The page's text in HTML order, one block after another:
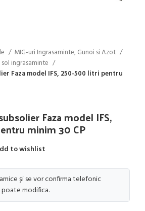
MIG-uri Ingrasaminte, Gunoi si Azot
ingrasaminte
Faza model IFS, 250-500 litri pentru
Faza model IFS,
minim 30 CP
to wishlist
și se vor confirma telefonic
poate modifica.